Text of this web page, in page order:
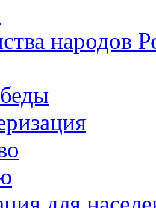
народов